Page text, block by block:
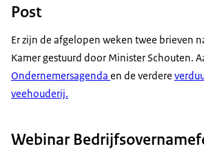
Post
Er zijn de afgelopen weken twee brieven
Kamer gestuurd door Minister Schouten.
Ondernemersagenda en de verdere
veehouderij.
Webinar